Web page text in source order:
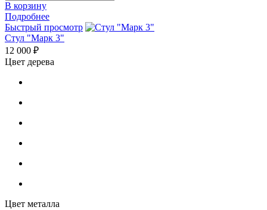
В корзину
Подробнее
Быстрый просмотр
Стул "Марк 3"
12 000 ₽
Цвет дерева
Цвет металла